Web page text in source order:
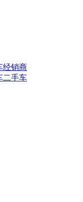
经销商
二手车